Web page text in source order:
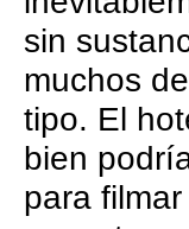
sin
muchos
tipo. El
bien
para